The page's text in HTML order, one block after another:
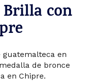
con
guatemalteca en
de bronce
en Chipre.